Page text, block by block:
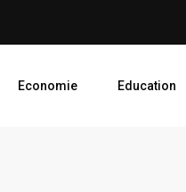
Economie Education